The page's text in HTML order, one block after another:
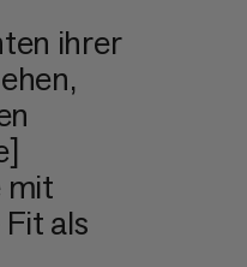
ihrer
mit
als